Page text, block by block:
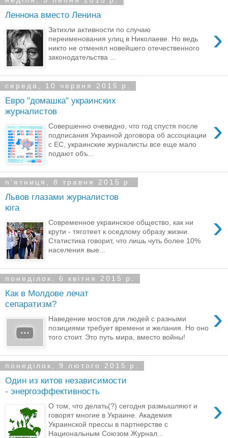
Леннона вместо Ленина
›
Затихли активности по случаю
переименования улиц в Николаеве. Но ведь
никто не отменял новейшего отечественного
законодательства ...
середа, 10 червня 2015 р.
Евро "домашка" украинских
журналистов
›
Совершенно очевидно, что год спустя после
подписания Украиной договора об ассоциации
с ЕС, украинские журналисты все еще мало
подают объ...
пʼятниця, 8 травня 2015 р.
Львов глазами журналистов
юга
›
Современное украинское общество, как ни
крути - тяготеет к оседлому образу жизни.
Статистика говорит, что лишь чуть более 10%
населения вые...
понеділок, 6 квітня 2015 р.
Как в Молдове лечат
сепаратизм?
›
Наведение мостов для людей с разными
позициями требует времени и желания. Но оно
того стоит. Это путь мира, вместо войны!
понеділок, 9 лютого 2015 р.
Один из китов независимости
- энергоэффективность
›
О том, что делать(?) сегодня размышляют и
говорят многие в Украине. Академия
Украинской прессы в партнерстве с
Национальным Союзом Журнал...